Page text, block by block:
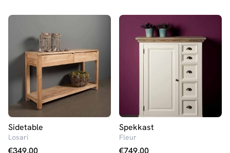
Sidetable
Losari
€349,00
Spekkast
Fleur
€749,00